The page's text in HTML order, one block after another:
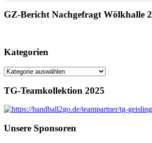
GZ-Bericht Nachgefragt Wölkhalle
Kategorien
Kategorien
TG-Teamkollektion 2025
Unsere Sponsoren